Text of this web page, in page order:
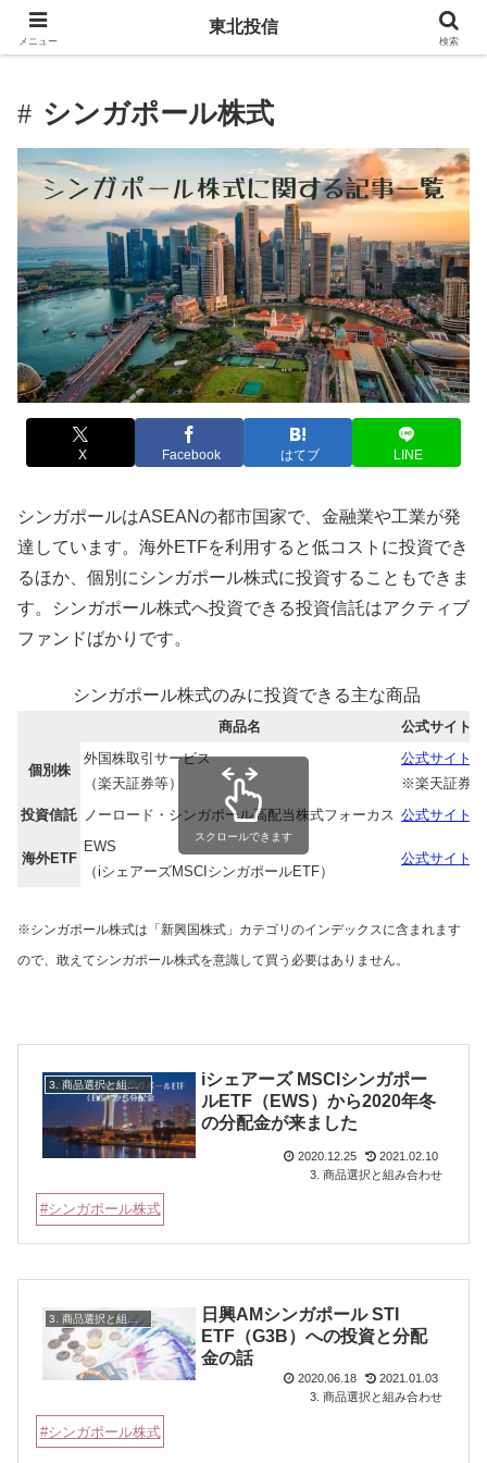
シンガポール株式
X Facebook はてブ LINE
シンガポールはASEANの都市国家で、金融業や工業が発
達しています。海外ETFを利用すると低コストに投資でき
るほか、個別にシンガポール株式に投資することもできま
す。シンガポール株式へ投資できる投資信託はアクティブ
ファンドばかりです。
シンガポール株式のみに投資できる主な商品
商品名 公式サイト
個別株
外国株取引サービス
（楽天証券等）
公式サイト
※楽天証券
投資信託 ノーロード・シンガポール高配当株式フォーカス 公式サイト
海外ETF
EWS
（iシェアーズMSCIシンガポールETF）
公式サイト
スクロールできます
※シンガポール株式は「新興国株式」カテゴリのインデックスに含まれます
ので、敢えてシンガポール株式を意識して買う必要はありません。
3. 商品選択と組み合わせ
iシェアーズ MSCIシンガポー
ルETF（EWS）から2020年冬
の分配金が来ました
2020.12.25
2021.02.10
3. 商品選択と組み合わせ
シンガポール株式
3. 商品選択と組み合わせ
日興AMシンガポール STI
ETF（G3B）への投資と分配
金の話
2020.06.18
2021.01.03
3. 商品選択と組み合わせ
シンガポール株式
メニュー
東北投信
検索